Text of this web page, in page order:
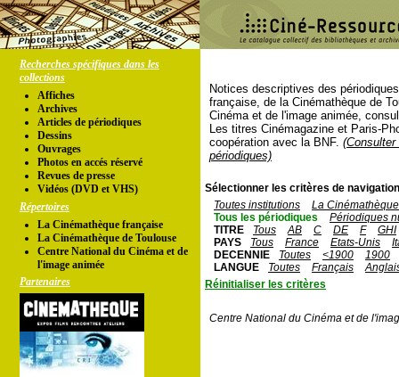
Recherches spécifiques dans les
collections
Affiches
Archives
Articles de périodiques
Dessins
Ouvrages
Photos en accés réservé
Revues de presse
Vidéos (DVD et VHS)
Répertoires
La Cinémathèque française
La Cinémathèque de Toulouse
Centre National du Cinéma et de
l'image animée
Partenaires
Notices descriptives des
française, de la Cinémathèque de
Cinéma et de l'image animée,
Les titres Cinémagazine et Paris-
coopération avec la BNF.
périodiques)
Sélectionner les critères de
Toutes institutions
La
Tous les périodiques
Périodiques
TITRE
Tous AB C DE F
GHI
PAYS
Tous France Etats-Unis
DECENNIE
Toutes <1900
1900
LANGUE
Toutes Français
Réinitialiser les critères
Centre National du Cinéma et de